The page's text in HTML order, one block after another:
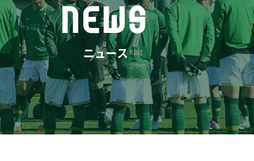
NEWS
ニュース